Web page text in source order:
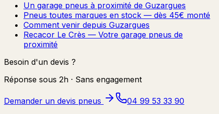
Un garage pneus à proximité de Guzargues
Pneus toutes marques en stock — dès 45€ monté
Comment venir depuis Guzargues
Recacor Le Crès — Votre garage pneus de
proximité
Besoin d'un devis ?
Réponse sous 2h · Sans engagement
Demander un devis pneus
04 99 53 33 90